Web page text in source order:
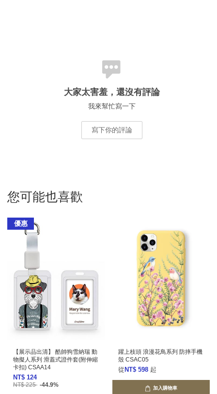
大家太害羞，還沒有評論
我來幫忙寫一下
寫下你的評論
您可能也喜歡
優惠
【展示品出清】 酷帥狗雪納瑞 動
物擬人系列 滑蓋式證件套(附伸縮
卡扣) CSAA14
NT$ 124
NT$ 225 -44.9%
躍上枝頭 浪漫花鳥系列 防摔手機
殼 CSAC05
從 NT$ 598 起
加入購物車